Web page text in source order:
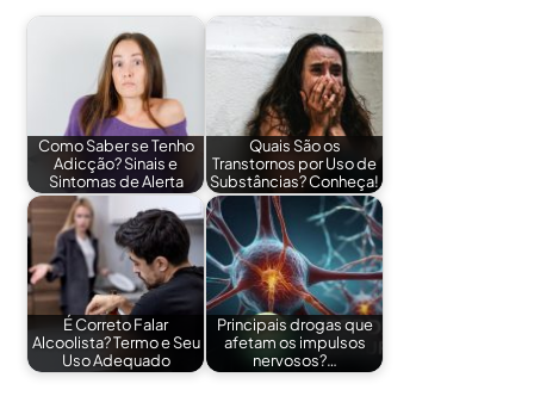
Como Saber se Tenho
Adicção? Sinais e
Sintomas de Alerta
Quais São os
Transtornos por Uso de
Substâncias? Conheça!
É Correto Falar
Alcoolista? Termo e Seu
Uso Adequado
Principais drogas que
afetam os impulsos
nervosos?…